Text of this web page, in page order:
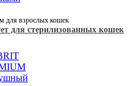
для взрослых кошек
для стерилизованных кошек